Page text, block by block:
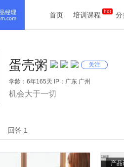
首页 培训课程 分
蛋壳粥 关注
学龄：6年165天 IP：广东 广州
机会大于一切
回答 1
产品